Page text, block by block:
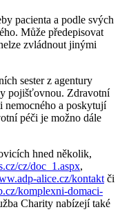
pacienta a podle svých
Může předepisovat
zvládnout jinými
sester z agentury
pojišťovnou. Zdravotní
nemocného a poskytují
péči je možno dále
hned několik,
cz/doc_1.aspx,
alice.cz/kontakt či
komplexni-domaci-
Charity nabízejí také